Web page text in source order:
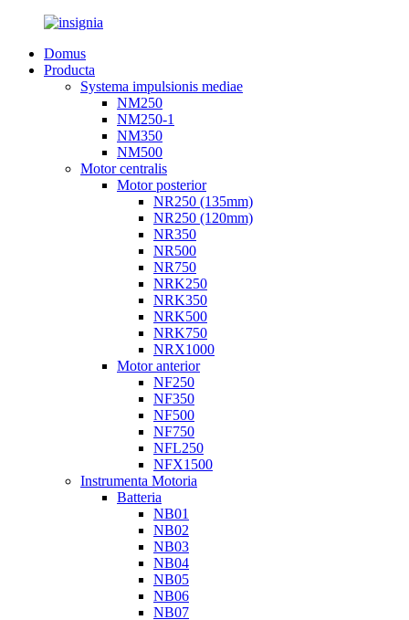
Domus
Producta
Systema impulsionis mediae
NM250
NM250-1
NM350
NM500
Motor centralis
Motor posterior
NR250 (135mm)
NR250 (120mm)
NR350
NR500
NR750
NRK250
NRK350
NRK500
NRK750
NRX1000
Motor anterior
NF250
NF350
NF500
NF750
NFL250
NFX1500
Instrumenta Motoria
Batteria
NB01
NB02
NB03
NB04
NB05
NB06
NB07